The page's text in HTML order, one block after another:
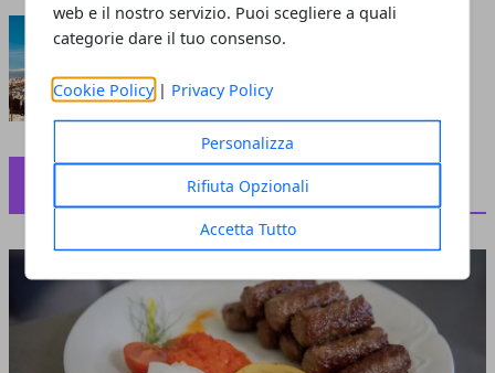
web e il nostro servizio. Puoi scegliere a quali
categorie dare il tuo consenso.
Cookie Policy | Privacy Policy
Personalizza
Rifiuta Opzionali
Accetta Tutto
A Napoli con i bambini: le tappe
Redazione- maggio 14, 2025